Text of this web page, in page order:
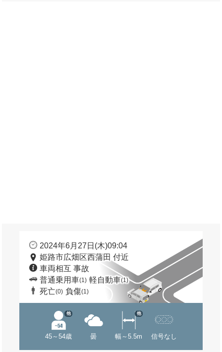
2024年6月27日(木)09:04
姫路市広畑区西蒲田 付近
車両相互 事故
普通乗用車(1) 軽自動車(1)
死亡(0) 負傷(1)
45～54歳
他
曇 幅～5.5m
他
信号なし